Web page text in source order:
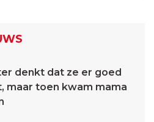
denkt dat ze er goed
maar toen kwam mama